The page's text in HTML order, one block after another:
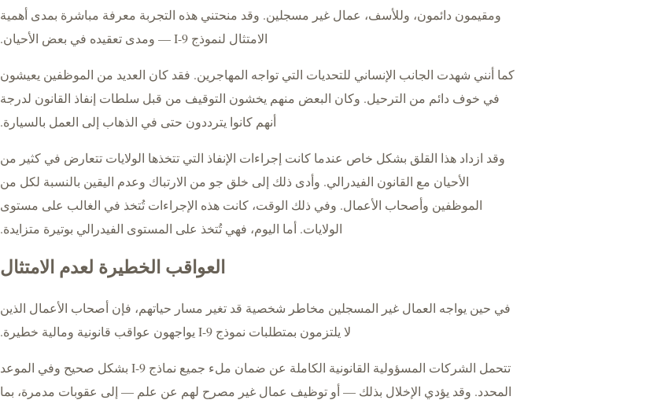
ومقيمون دائمون، وللأسف، عمال غير مسجلين. وقد منحتني هذه التجربة معرفة مباشرة بمدى أهمية
الامتثال لنموذج I-9 — ومدى تعقيده في بعض الأحيان.
كما أنني شهدت الجانب الإنساني للتحديات التي تواجه المهاجرين. فقد كان العديد من الموظفين يعيشون
في خوف دائم من الترحيل. وكان البعض منهم يخشون التوقيف من قبل سلطات إنفاذ القانون لدرجة
أنهم كانوا يترددون حتى في الذهاب إلى العمل بالسيارة.
وقد ازداد هذا القلق بشكل خاص عندما كانت إجراءات الإنفاذ التي تتخذها الولايات تتعارض في كثير من
الأحيان مع القانون الفيدرالي. وأدى ذلك إلى خلق جو من الارتباك وعدم اليقين بالنسبة لكل من
الموظفين وأصحاب الأعمال. وفي ذلك الوقت، كانت هذه الإجراءات تُتخذ في الغالب على مستوى
الولايات. أما اليوم، فهي تُتخذ على المستوى الفيدرالي بوتيرة متزايدة.
العواقب الخطيرة لعدم الامتثال
في حين يواجه العمال غير المسجلين مخاطر شخصية قد تغير مسار حياتهم، فإن أصحاب الأعمال الذين
لا يلتزمون بمتطلبات نموذج I-9 يواجهون عواقب قانونية ومالية خطيرة.
تتحمل الشركات المسؤولية القانونية الكاملة عن ضمان ملء جميع نماذج I-9 بشكل صحيح وفي الموعد
المحدد. وقد يؤدي الإخلال بذلك — أو توظيف عمال غير مصرح لهم عن علم — إلى عقوبات مدمرة، بما